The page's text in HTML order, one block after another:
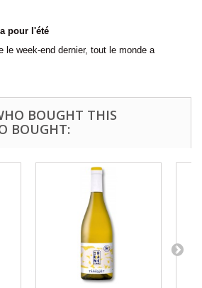
pour l'été
le week-end dernier, tout le monde a
BOUGHT THIS
BOUGHT: